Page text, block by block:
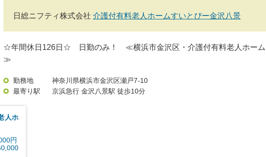
日総ニフティ株式会社 介護付有料老人ホームすいとぴー金沢八景
☆年間休日126日☆ 日勤のみ！ ≪横浜市金沢区・介護付有料老人ホーム
≫
勤務地
神奈川県横浜市金沢区瀬戸7-10
最寄り駅
京浜急行 金沢八景駅 徒歩10分
人ホ
円